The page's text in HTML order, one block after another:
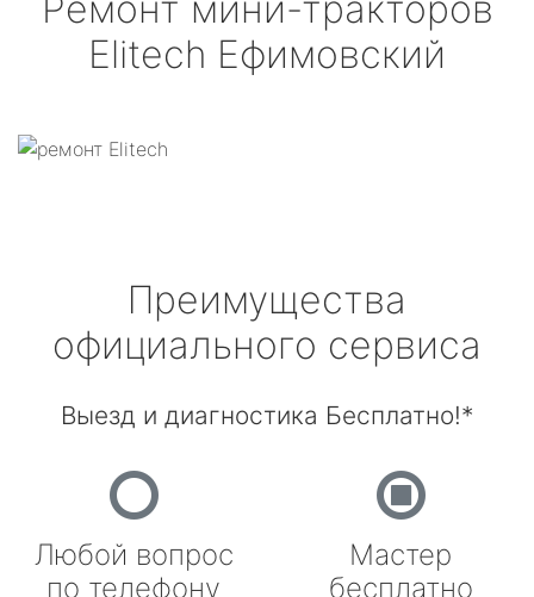
Elitech Ефимовский
Преимущества
официального сервиса
Выезд и диагностика Бесплатно!*
Любой вопрос
по телефону
Мастер
бесплатно